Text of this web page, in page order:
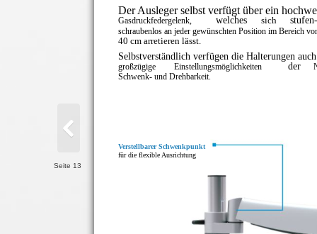
Der Ausleger selbst verfügt über ein
Gasdruckfedergelenk, welches sich
schraubenlos an jeder gewünschten Position im Bereich
40 cm arretieren lässt.
Selbstverständlich verfügen die Halterungen
großzügige Einstellungsmöglichkeiten der
Schwenk- und Drehbarkeit.
Verstellbarer Schwenkpunkt
für die flexible Ausrichtung
Seite 13